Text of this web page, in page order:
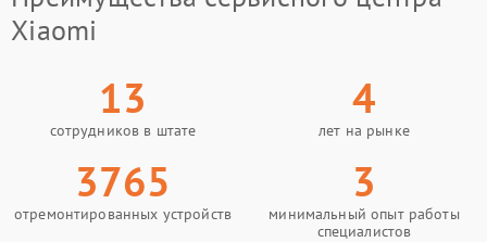
Xiaomi
13
сотрудников в штате
4
лет на рынке
3765
отремонтированных устройств
3
минимальный опыт работы
специалистов